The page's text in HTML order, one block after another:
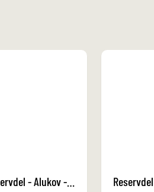
Reservdel - Alukov - Hörn Höger 3 Antracit